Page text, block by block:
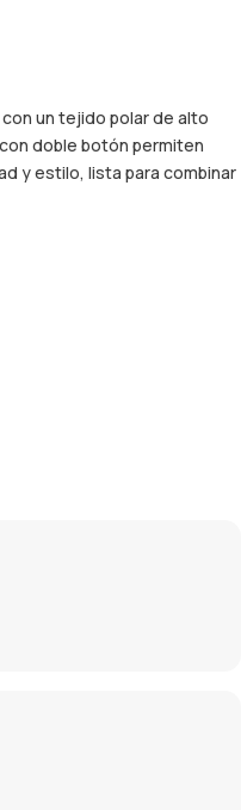
un tejido polar de alto
doble botón permiten
y estilo, lista para combinar